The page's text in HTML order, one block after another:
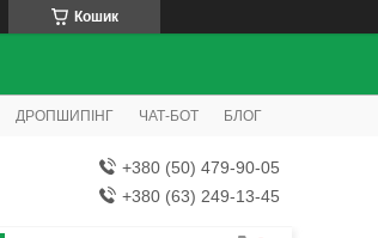
Кошик
ДРОПШИПІНГ ЧАТ-БОТ БЛОГ
+380 (50) 479-90-05
+380 (63) 249-13-45